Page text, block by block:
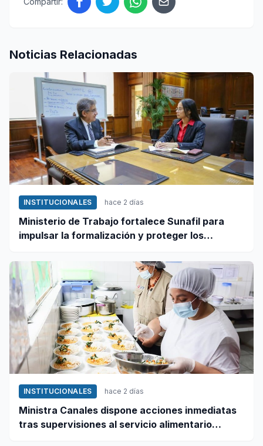
Noticias Relacionadas
INSTITUCIONALES hace 2 días
Ministerio de Trabajo fortalece Sunafil para
impulsar la formalización y proteger los
INSTITUCIONALES hace 2 días
Ministra Canales dispone acciones inmediatas
tras supervisiones al servicio alimentario